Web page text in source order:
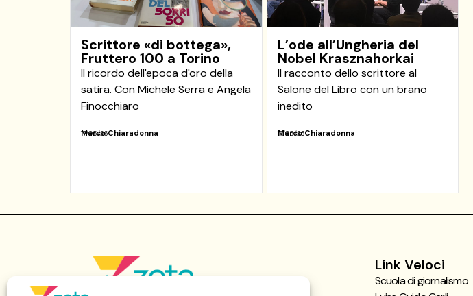
Scrittore «di bottega»,
Fruttero 100 a Torino
Il ricordo dell'epoca d'oro della
satira. Con Michele Serra e Angela
Finocchiaro
17/05/26
Marco Chiaradonna
L’ode all’Ungheria del
Nobel Krasznahorkai
Il racconto dello scrittore al
Salone del Libro con un brano
inedito
17/05/26
Marco Chiaradonna
Link Veloci
Scuola di giornalismo